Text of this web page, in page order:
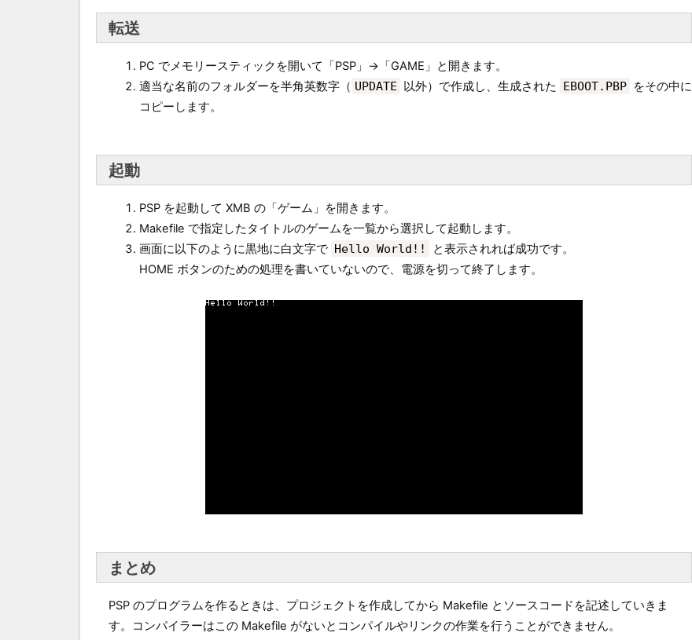
転送
PC でメモリースティックを開いて「PSP」→「GAME」と開きます。
適当な名前のフォルダーを半角英数字（ UPDATE 以外）で作成し、生成された EBOOT.PBP をその中に
コピーします。
起動
PSP を起動して XMB の「ゲーム」を開きます。
Makefile で指定したタイトルのゲームを一覧から選択して起動します。
画面に以下のように黒地に白文字で Hello World!!
と表示されれば成功です。
HOME ボタンのための処理を書いていないので、電源を切って終了します。
まとめ
PSP のプログラムを作るときは、プロジェクトを作成してから Makefile とソースコードを記述していきま
す。コンパイラーはこの Makefile がないとコンパイルやリンクの作業を行うことができません。